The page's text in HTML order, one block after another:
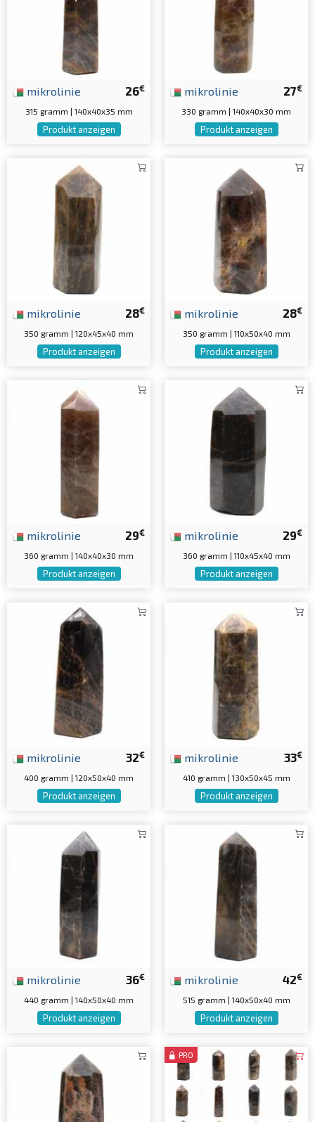
26€
mikrolinie
315 gramm | 140x40x35 mm
Produkt anzeigen
27€
mikrolinie
330 gramm | 140x40x30 mm
Produkt anzeigen
28€
mikrolinie
350 gramm | 120x45x40 mm
Produkt anzeigen
28€
mikrolinie
350 gramm | 110x50x40 mm
Produkt anzeigen
29€
mikrolinie
360 gramm | 140x40x30 mm
Produkt anzeigen
29€
mikrolinie
360 gramm | 110x45x40 mm
Produkt anzeigen
32€
mikrolinie
400 gramm | 120x50x40 mm
Produkt anzeigen
33€
mikrolinie
410 gramm | 130x50x45 mm
Produkt anzeigen
36€
mikrolinie
440 gramm | 140x50x40 mm
Produkt anzeigen
42€
mikrolinie
515 gramm | 140x50x40 mm
Produkt anzeigen
PRO